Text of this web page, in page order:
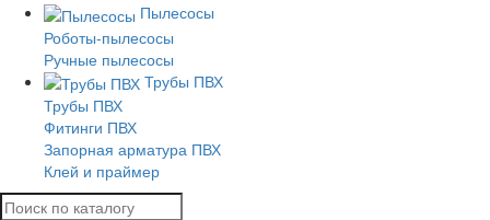
Пылесосы
Роботы-пылесосы
Ручные пылесосы
Трубы ПВХ
Трубы ПВХ
Фитинги ПВХ
Запорная арматура ПВХ
Клей и праймер